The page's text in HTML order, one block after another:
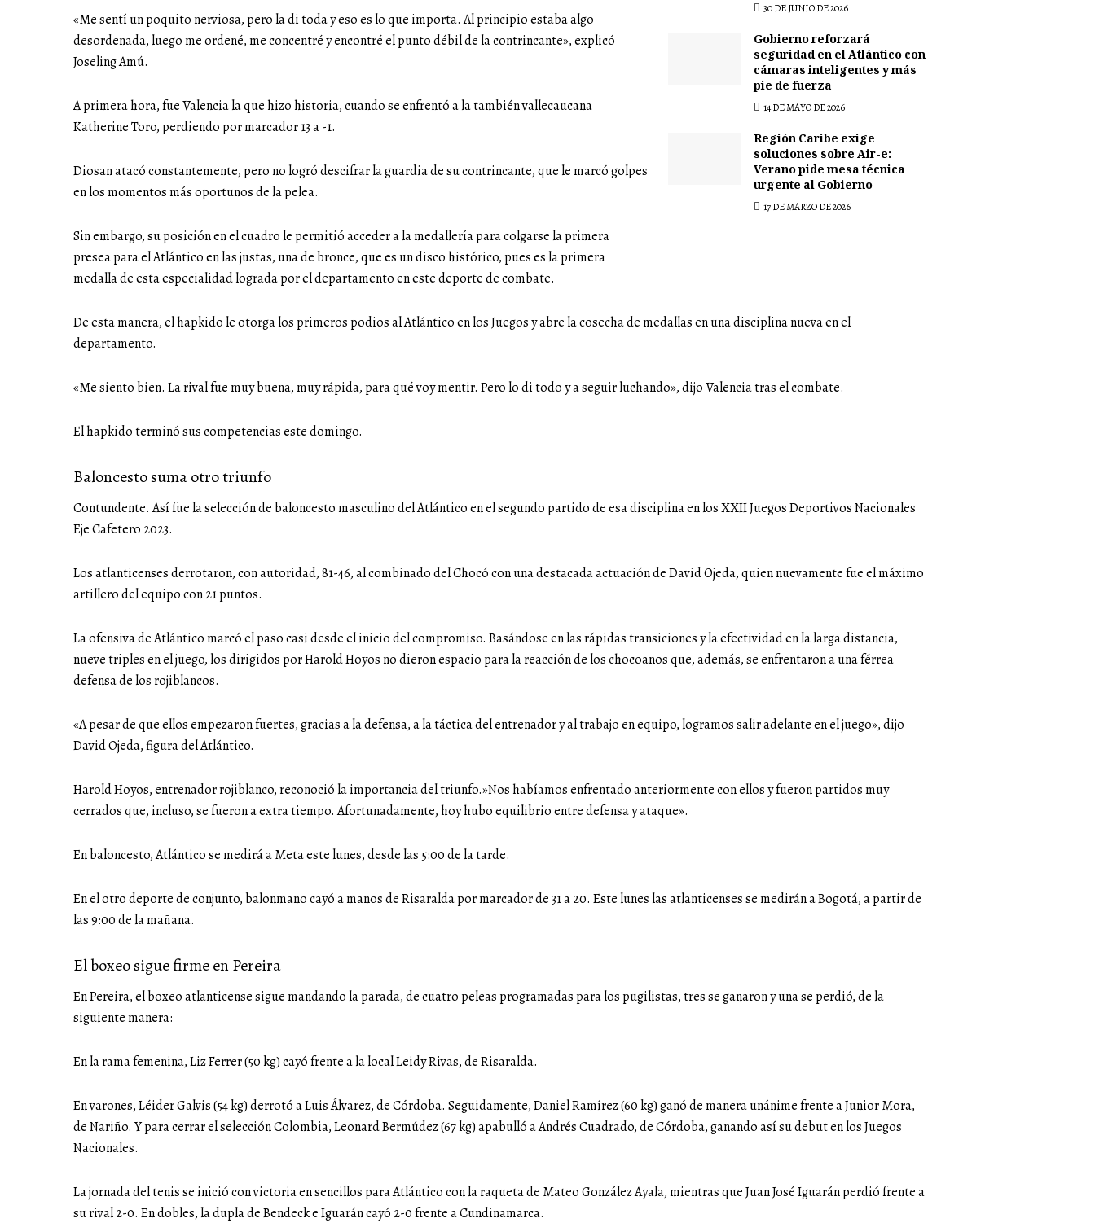
30 DE JUNIO DE 2026
Gobierno reforzará
seguridad en el Atlántico con
cámaras inteligentes y más
pie de fuerza
14 DE MAYO DE 2026
Región Caribe exige
soluciones sobre Air-e:
Verano pide mesa técnica
urgente al Gobierno
17 DE MARZO DE 2026
«Me sentí un poquito nerviosa, pero la di toda y eso es lo que importa. Al principio estaba algo
desordenada, luego me ordené, me concentré y encontré el punto débil de la contrincante», explicó
Joseling Amú.
A primera hora, fue Valencia la que hizo historia, cuando se enfrentó a la también vallecaucana
Katherine Toro, perdiendo por marcador 13 a -1.
Diosan atacó constantemente, pero no logró descifrar la guardia de su contrincante, que le marcó golpes
en los momentos más oportunos de la pelea.
Sin embargo, su posición en el cuadro le permitió acceder a la medallería para colgarse la primera
presea para el Atlántico en las justas, una de bronce, que es un disco histórico, pues es la primera
medalla de esta especialidad lograda por el departamento en este deporte de combate.
De esta manera, el hapkido le otorga los primeros podios al Atlántico en los Juegos y abre la cosecha de medallas en una disciplina nueva en el
departamento.
«Me siento bien. La rival fue muy buena, muy rápida, para qué voy mentir. Pero lo di todo y a seguir luchando», dijo Valencia tras el combate.
El hapkido terminó sus competencias este domingo.
Baloncesto suma otro triunfo
Contundente. Así fue la selección de baloncesto masculino del Atlántico en el segundo partido de esa disciplina en los XXII Juegos Deportivos Nacionales
Eje Cafetero 2023.
Los atlanticenses derrotaron, con autoridad, 81-46, al combinado del Chocó con una destacada actuación de David Ojeda, quien nuevamente fue el máximo
artillero del equipo con 21 puntos.
La ofensiva de Atlántico marcó el paso casi desde el inicio del compromiso. Basándose en las rápidas transiciones y la efectividad en la larga distancia,
nueve triples en el juego, los dirigidos por Harold Hoyos no dieron espacio para la reacción de los chocoanos que, además, se enfrentaron a una férrea
defensa de los rojiblancos.
«A pesar de que ellos empezaron fuertes, gracias a la defensa, a la táctica del entrenador y al trabajo en equipo, logramos salir adelante en el juego», dijo
David Ojeda, figura del Atlántico.
Harold Hoyos, entrenador rojiblanco, reconoció la importancia del triunfo.»Nos habíamos enfrentado anteriormente con ellos y fueron partidos muy
cerrados que, incluso, se fueron a extra tiempo. Afortunadamente, hoy hubo equilibrio entre defensa y ataque».
En baloncesto, Atlántico se medirá a Meta este lunes, desde las 5:00 de la tarde.
En el otro deporte de conjunto, balonmano cayó a manos de Risaralda por marcador de 31 a 20. Este lunes las atlanticenses se medirán a Bogotá, a partir de
las 9:00 de la mañana.
El boxeo sigue firme en Pereira
En Pereira, el boxeo atlanticense sigue mandando la parada, de cuatro peleas programadas para los pugilistas, tres se ganaron y una se perdió, de la
siguiente manera:
En la rama femenina, Liz Ferrer (50 kg) cayó frente a la local Leidy Rivas, de Risaralda.
En varones, Léider Galvis (54 kg) derrotó a Luis Álvarez, de Córdoba. Seguidamente, Daniel Ramírez (60 kg) ganó de manera unánime frente a Junior Mora,
de Nariño. Y para cerrar el selección Colombia, Leonard Bermúdez (67 kg) apabulló a Andrés Cuadrado, de Córdoba, ganando así su debut en los Juegos
Nacionales.
La jornada del tenis se inició con victoria en sencillos para Atlántico con la raqueta de Mateo González Ayala, mientras que Juan José Iguarán perdió frente a
su rival 2-0. En dobles, la dupla de Bendeck e Iguarán cayó 2-0 frente a Cundinamarca.